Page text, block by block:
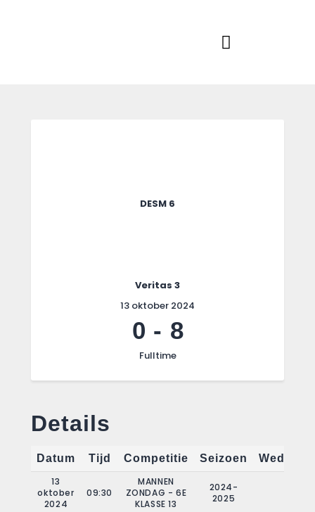
DESM 6
Veritas 3
13 oktober 2024
0 - 8
Fulltime
Details
Datum Tijd Competitie Seizoen
13
oktober
2024
09:30
MANNEN
ZONDAG - 6E
KLASSE 13
2024-
2025